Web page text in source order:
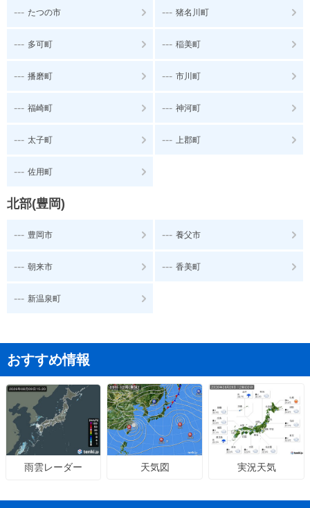
--- たつの市 --- 猪名川町
--- 多可町 --- 稲美町
--- 播磨町 --- 市川町
--- 福崎町 --- 神河町
--- 太子町 --- 上郡町
--- 佐用町
北部(豊岡)
--- 豊岡市 --- 養父市
--- 朝来市 --- 香美町
--- 新温泉町
おすすめ情報
雨雲レーダー 天気図 実況天気